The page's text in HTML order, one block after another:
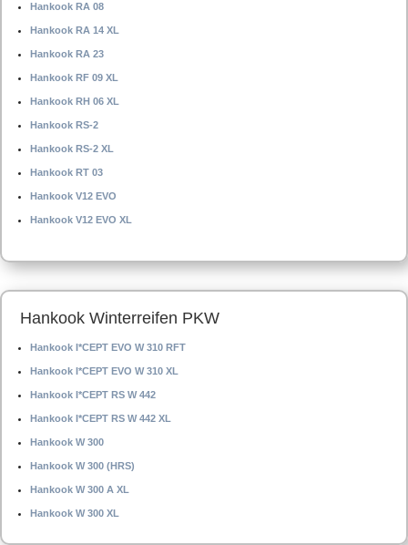
Hankook RA 08
Hankook RA 14 XL
Hankook RA 23
Hankook RF 09 XL
Hankook RH 06 XL
Hankook RS-2
Hankook RS-2 XL
Hankook RT 03
Hankook V12 EVO
Hankook V12 EVO XL
Hankook Winterreifen PKW
Hankook I*CEPT EVO W 310 RFT
Hankook I*CEPT EVO W 310 XL
Hankook I*CEPT RS W 442
Hankook I*CEPT RS W 442 XL
Hankook W 300
Hankook W 300 (HRS)
Hankook W 300 A XL
Hankook W 300 XL